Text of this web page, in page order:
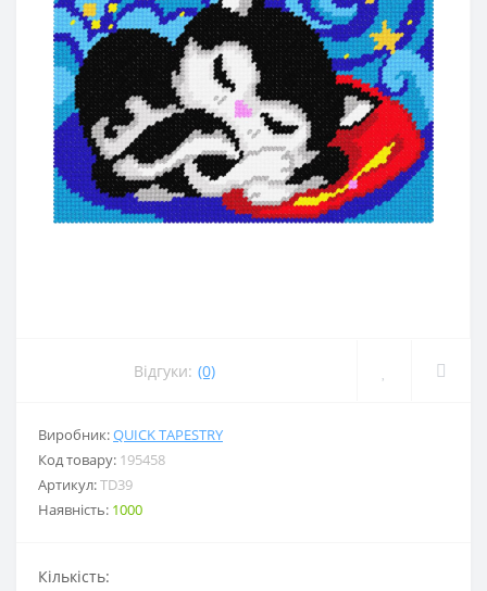
Відгуки: (0)
Виробник:QUICK TAPESTRY
Код товару: 195458
Артикул:TD39
Наявність: 1000
Кількість: